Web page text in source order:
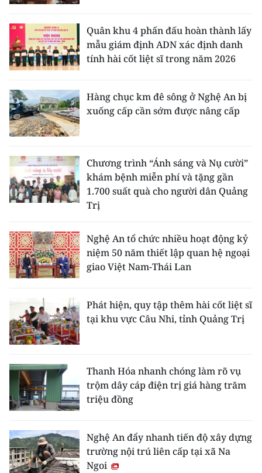
Quân khu 4 phấn đấu hoàn thành lấy
mẫu giám định ADN xác định danh
tính hài cốt liệt sĩ trong năm 2026
Hàng chục km đê sông ở Nghệ An bị
xuống cấp cần sớm được nâng cấp
Chương trình “Ánh sáng và Nụ cười”
khám bệnh miễn phí và tặng gần
1.700 suất quà cho người dân Quảng
Trị
Nghệ An tổ chức nhiều hoạt động kỷ
niệm 50 năm thiết lập quan hệ ngoại
giao Việt Nam-Thái Lan
Phát hiện, quy tập thêm hài cốt liệt sĩ
tại khu vực Câu Nhi, tỉnh Quảng Trị
Thanh Hóa nhanh chóng làm rõ vụ
trộm dây cáp điện trị giá hàng trăm
triệu đồng
Nghệ An đẩy nhanh tiến độ xây dựng
trường nội trú liên cấp tại xã Na
Ngoi